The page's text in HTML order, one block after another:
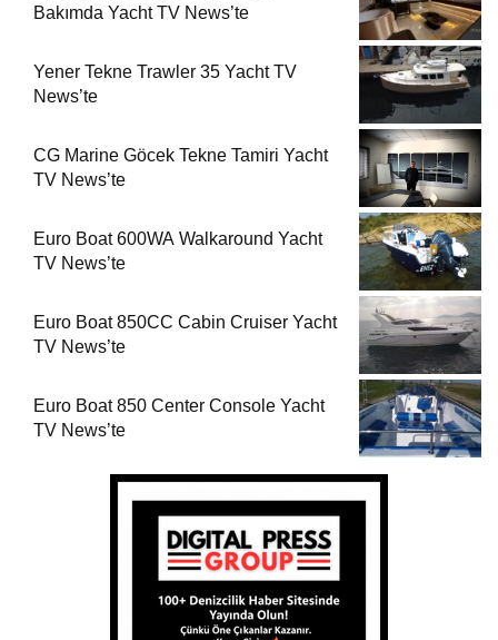
Bakımda Yacht TV News’te
Yener Tekne Trawler 35 Yacht TV
News’te
CG Marine Göcek Tekne Tamiri Yacht
TV News’te
Euro Boat 600WA Walkaround Yacht
TV News’te
Euro Boat 850CC Cabin Cruiser Yacht
TV News’te
Euro Boat 850 Center Console Yacht
TV News’te